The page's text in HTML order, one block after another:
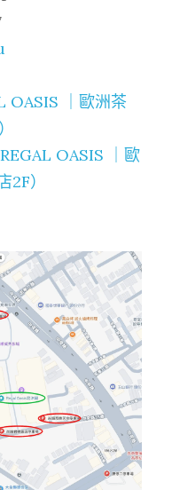
OASIS ｜歐洲茶
OASIS ｜歐
）